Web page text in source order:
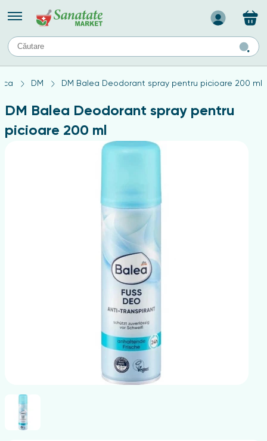
Назад
TIPURI DE TEN
Produse pentru ten mixt
Ten problematic
Produse pentru ten gras
Produse pentru ten sensibil
DM DM Balea Deodorant spray pentru picioare 200 ml
DM Balea Deodorant spray pentru
picioare 200 ml